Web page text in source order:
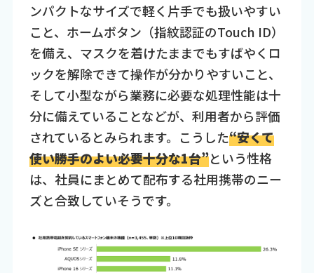
ンパクトなサイズで軽く片手でも扱いやすい
こと、ホームボタン（指紋認証のTouch ID）
を備え、マスクを着けたままでもすばやくロ
ックを解除できて操作が分かりやすいこと、
そして小型ながら業務に必要な処理性能は十
分に備えていることなどが、利用者から評価
されているとみられます。こうした“安くて
使い勝手のよい必要十分な1台”という性格
は、社員にまとめて配布する社用携帯のニー
ズと合致していそうです。